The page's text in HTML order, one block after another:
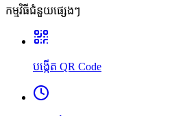
កម្មវិធីជំនួយផ្សេងៗ
បង្កើត QR Code